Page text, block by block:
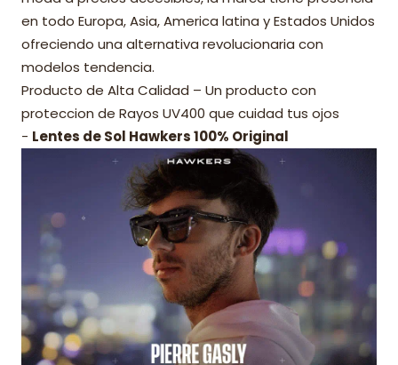
en todo Europa, Asia, America latina y Estados Unidos
ofreciendo una alternativa revolucionaria con
modelos tendencia.
Producto de Alta Calidad – Un producto con
proteccion de Rayos UV400 que cuidad tus ojos
- Lentes de Sol Hawkers 100% Original